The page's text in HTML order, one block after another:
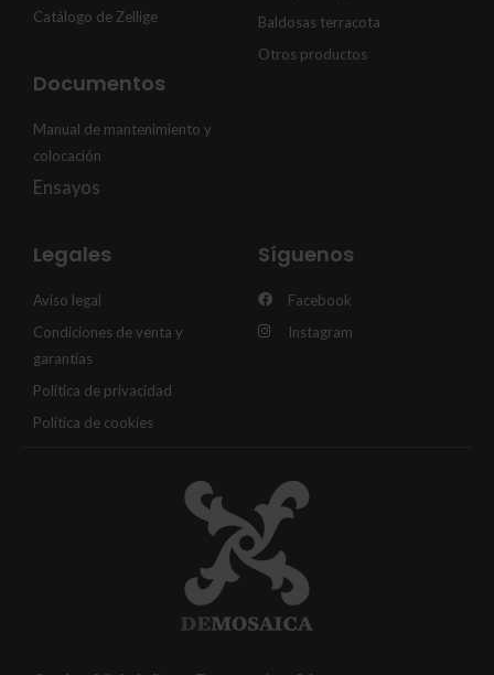
Catálogo de Zellige
Documentos
Manual de mantenimiento y
colocación
Ensayos
Baldosas terracota
Otros productos
Legales
Aviso legal
Condiciones de venta y
garantías
Política de privacidad
Política de cookies
Síguenos
Facebook
Instagram